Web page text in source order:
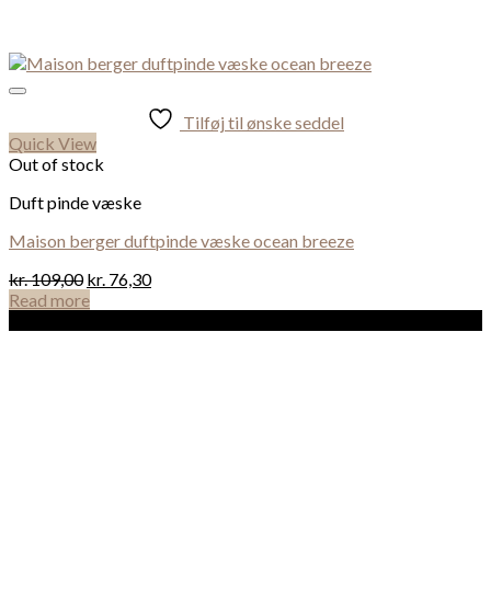
Tilføj til ønske seddel
Quick View
Out of stock
Duft pinde væske
Maison berger duftpinde væske ocean breeze
kr.109,00 kr. 76,30
Read more